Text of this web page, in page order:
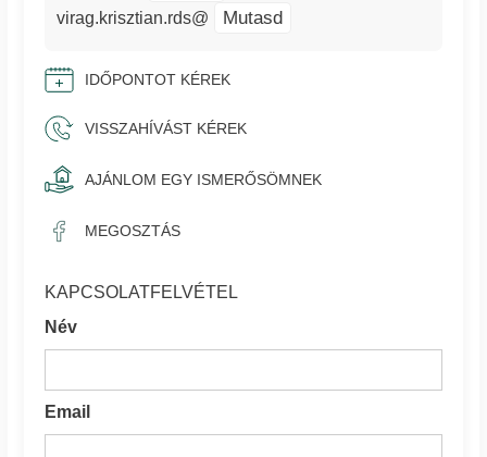
virag.krisztian.rds@ Mutasd
IDŐPONTOT KÉREK
VISSZAHÍVÁST KÉREK
AJÁNLOM EGY ISMERŐSÖMNEK
MEGOSZTÁS
KAPCSOLATFELVÉTEL
Név
Email